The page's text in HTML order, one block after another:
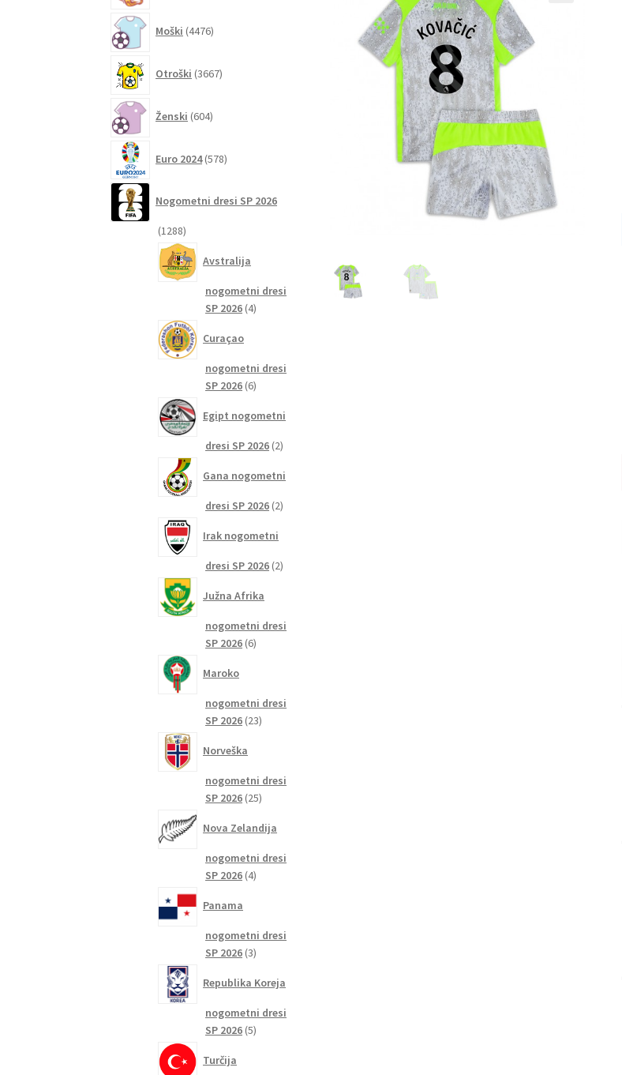
Moški 4476izdelkov
Otroški 3667izdelkov
Ženski 604izdelki
Euro 2024 578izdelkov
Nogometni dresi SP 2026
12881288
izdelkov
Avstralija
nogometni dresi
SP 2026 44
Curaçao
nogometni dresi
SP 2026 66
Egipt nogometni
dresi SP 2026 22
Gana nogometni
dresi SP 2026 22
Irak nogometni
dresi SP 2026 22
Južna Afrika
nogometni dresi
SP 2026 66
Maroko
nogometni dresi
SP 2026 2323
Norveška
nogometni dresi
SP 2026 2525
Nova Zelandija
nogometni dresi
SP 2026 44
Panama
nogometni dresi
SP 2026 33
Republika Koreja
nogometni dresi
SP 2026 55
Turčija